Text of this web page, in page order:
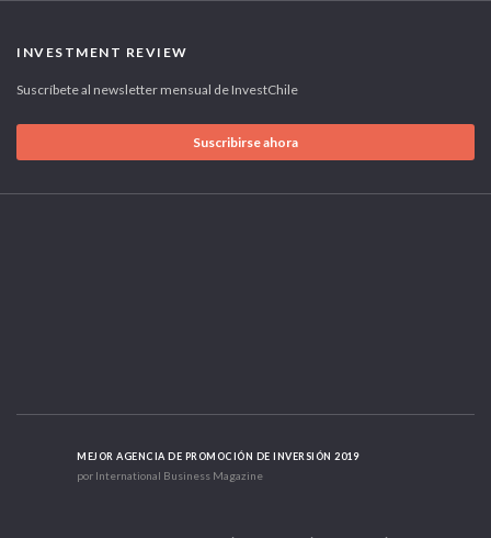
INVESTMENT REVIEW
Suscríbete al newsletter mensual de InvestChile
Suscribirse ahora
MEJOR AGENCIA DE PROMOCIÓN DE INVERSIÓN 2019
por International Business Magazine